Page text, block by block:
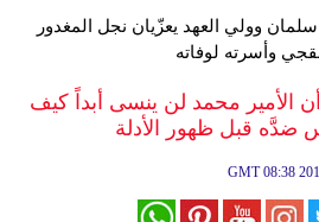
وموسيقى
أزياء
وولي العهد يعزّيان نجل المغدور
وأسرته لوفاته
الأمير محمد لن ينسى أبداً كيف
ضدَّه قبل ظهور الأدلة
GMT